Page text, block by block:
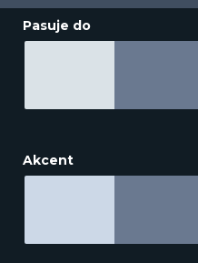
Pasuje do
Akcent